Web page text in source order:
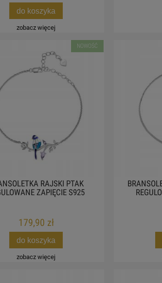
do koszyka
zobacz więcej
RAJSKI PTAK
ZAPIĘCIE S925
179,90 zł
do koszyka
zobacz więcej
NOWOŚĆ